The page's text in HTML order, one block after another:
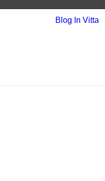
Blog In Vitta